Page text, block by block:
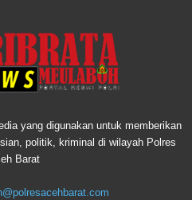
yang digunakan untuk memberikan
politik, kriminal di wilayah Polres
Barat